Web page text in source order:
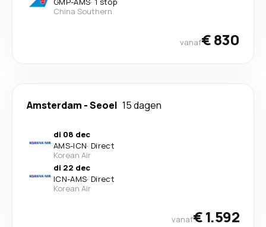
China Southern
vanaf€ 830
Amsterdam -Seoel 15 dagen
di 08 dec
AMS-ICN· Direct
Korean Air
di 22 dec
ICN-AMS· Direct
Korean Air
vanaf€ 1.592